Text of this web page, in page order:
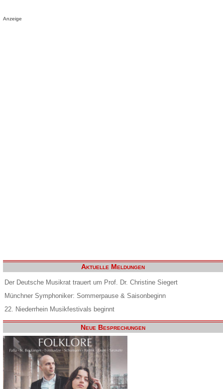
Anzeige
Aktuelle Meldungen
Der Deutsche Musikrat trauert um Prof. Dr. Christine Siegert
Münchner Symphoniker: Sommerpause & Saisonbeginn
22. Niederrhein Musikfestivals beginnt
Neue Besprechungen